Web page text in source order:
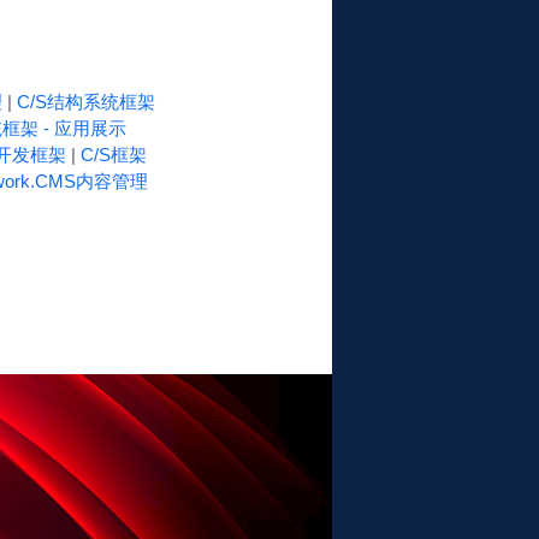
| C/S结构系统框架
架 - 应用展示
发框架 | C/S框架
内容管理